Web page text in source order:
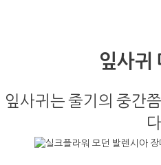
잎사귀
잎사귀는 줄기의 중간
다